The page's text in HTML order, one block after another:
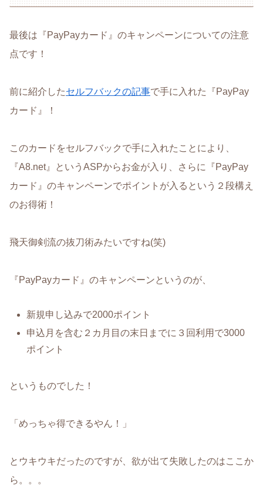
最後は『PayPayカード』のキャンペーンについての注意
点です！
前に紹介したセルフバックの記事で手に入れた『PayPay
カード』！
このカードをセルフバックで手に入れたことにより、
『A8.net』というASPからお金が入り、さらに『PayPay
カード』のキャンペーンでポイントが入るという２段構え
のお得術！
飛天御剣流の抜刀術みたいですね(笑)
『PayPayカード』のキャンペーンというのが、
新規申し込みで2000ポイント
申込月を含む２カ月目の末日までに３回利用で3000
ポイント
というものでした！
「めっちゃ得できるやん！」
とウキウキだったのですが、欲が出て失敗したのはここか
ら。。。